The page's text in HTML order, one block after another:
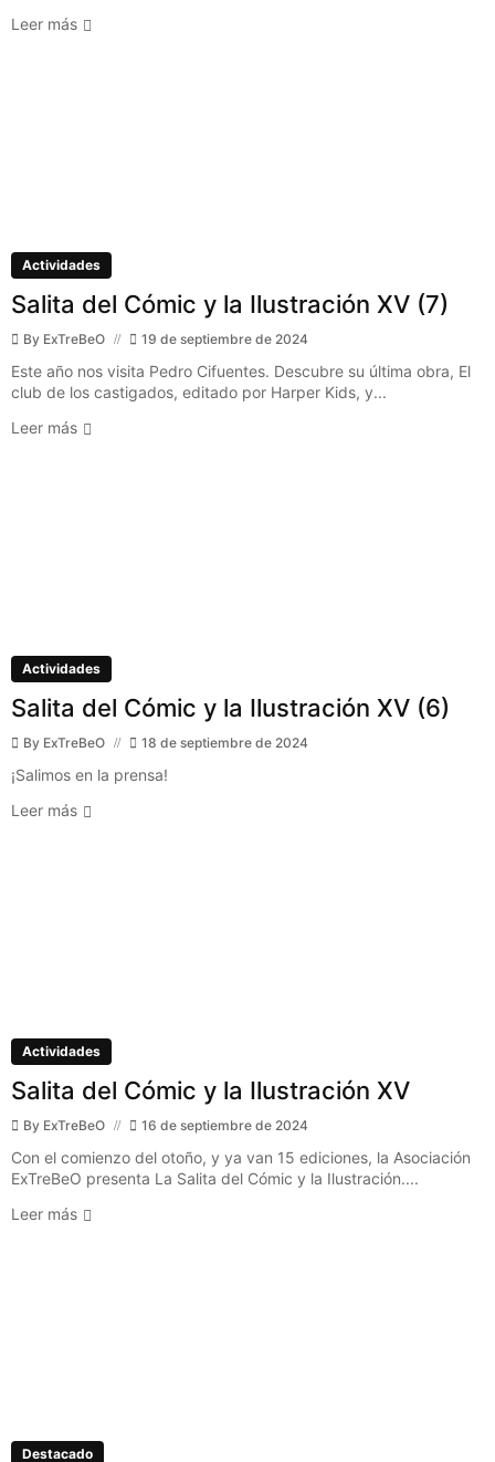
Leer más
Actividades
Salita del Cómic y la Ilustración XV (7)
By ExTreBeO 19 de septiembre de 2024
Este año nos visita Pedro Cifuentes. Descubre su última obra, El
club de los castigados, editado por Harper Kids, y...
Leer más
Actividades
Salita del Cómic y la Ilustración XV (6)
By ExTreBeO 18 de septiembre de 2024
¡Salimos en la prensa!
Leer más
Actividades
Salita del Cómic y la Ilustración XV
By ExTreBeO 16 de septiembre de 2024
Con el comienzo del otoño, y ya van 15 ediciones, la Asociación
ExTreBeO presenta La Salita del Cómic y la Ilustración....
Leer más
Destacado